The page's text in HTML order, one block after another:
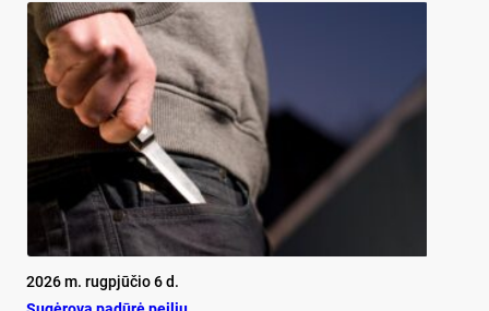
2026 m. rugpjūčio 6 d.